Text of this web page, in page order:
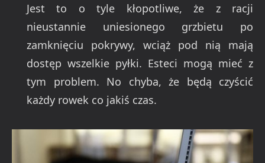
Jest to o tyle kłopotliwe, że z racji
nieustannie uniesionego grzbietu po
zamknięciu pokrywy, wciąż pod nią mają
dostęp wszelkie pyłki. Esteci mogą mieć z
tym problem. No chyba, że będą czyścić
każdy rowek co jakiś czas.